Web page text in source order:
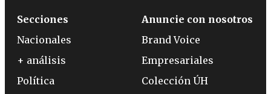
Secciones
Nacionales
+ análisis
Política
Anuncie con nosotros
Brand Voice
Empresariales
Colección ÚH